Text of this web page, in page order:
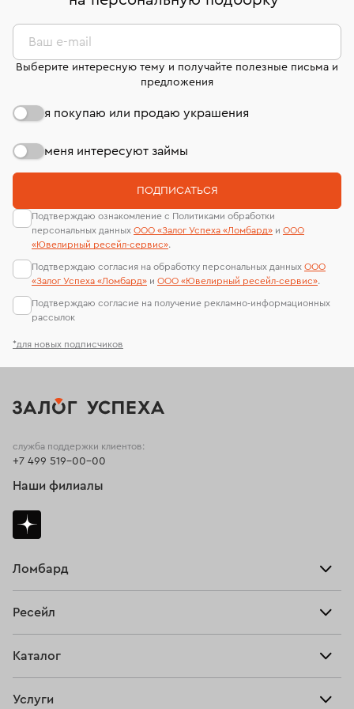
дней на возврат. Детальные условия возврата
комиссионных украшений и часов смотрите на
странице«Возврат украшений»
сертификаты МГУ и других геммологических
лабораторий
*для новых подписчиков
Ваш e-mail
Выберите интересную тему и получайте полезные письма и
предложения
я покупаю или продаю украшения
меня интересуют займы
ПОДПИСАТЬСЯ
Подтверждаю ознакомление с Политиками обработки
персональных данных ООО «Залог Успеха «Ломбард» и ООО
«Ювелирный ресейл-сервиc».
Подтверждаю согласия на обработку персональных данных ООО
«Залог Успеха «Ломбард» и ООО «Ювелирный ресейл-сервиc».
Подтверждаю согласие на получение рекламно-информационных
рассылок
Ломбард
Тарифы
Ресейл
Купить
Каталог
Услуги
служба поддержки клиентов:
+7 499 519-00-00
Наши филиалы